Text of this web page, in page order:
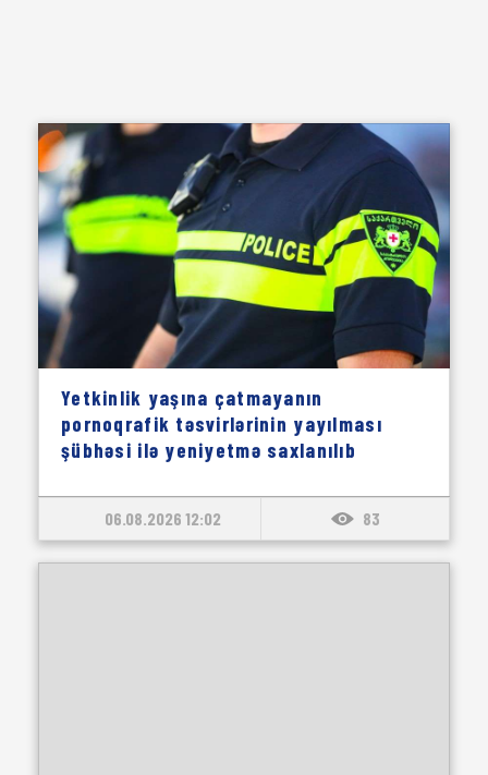
Yetkinlik yaşına çatmayanın
pornoqrafik təsvirlərinin yayılması
şübhəsi ilə yeniyetmə saxlanılıb
06.08.2026 12:02 83